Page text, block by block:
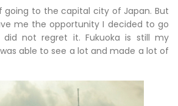
going to the capital city of Japan. But
me the opportunity I decided to go
not regret it. Fukuoka is still my
able to see a lot and made a lot of